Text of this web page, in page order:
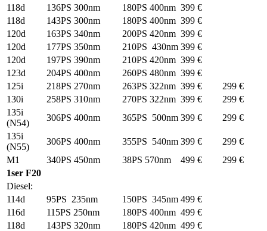
118d
136PS 300nm 180PS 400nm 399 €
118d
143PS 300nm 180PS 400nm 399 €
120d
163PS 340nm 200PS 420nm 399 €
120d
177PS 350nm 210PS 430nm 399 €
120d
197PS 390nm 210PS 420nm 399 €
123d
204PS 400nm 260PS 480nm 399 €
125i
218PS 270nm 263PS 322nm 399 €
299 €
130i
258PS 310nm 270PS 322nm 399 €
299 €
135i
(N54)
306PS 400nm 365PS 500nm 399 €
299 €
135i
(N55)
306PS 400nm 355PS 540nm 399 €
299 €
M1
340PS 450nm 38PS 570nm 499 €
299 €
1ser F20
Diesel:
114d
95PS 235nm 150PS 345nm 499 €
116d
115PS 250nm 180PS 400nm 499 €
118d
143PS 320nm 180PS 420nm 499 €